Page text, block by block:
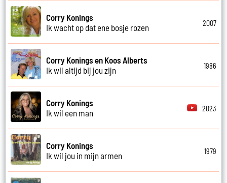
Corry Konings
Ik wacht op dat ene bosje rozen
2007
Corry Konings en Koos Alberts
Ik wil altijd bij jou zijn
1986
Corry Konings
Ik wil een man
2023
Corry Konings
Ik wil jou in mijn armen
1979